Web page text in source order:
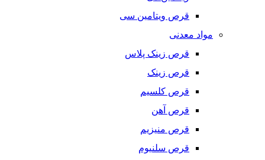
قرص ویتامین سی
مواد معدنی
قرص زینک پلاس
قرص زینک
قرص کلسیم
قرص آهن
قرص منیزیم
قرص سلنیوم